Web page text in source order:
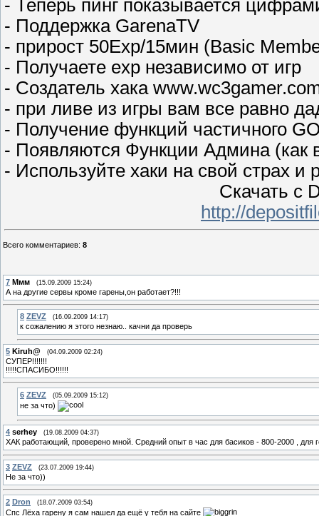
- Теперь пинг показывается
- Поддержка GarenaTV
- прирост 50Exp/15мин (Basic
- Получаете exp независимо от игр
- Создатель хака
- при ливе из игры вам все равно
- Получение функций частичного
- Появляются Функции Админа (как
- Используйте хаки на свой страх и
Скачать с
http://
Всего комментариев: 8
7 Ммм (15.09.2009 15:24)
А на другие сервы кроме гарены,он работает?!!!
8 ZEVZ (16.09.2009 14:17)
к сожалению я этого незнаю.. качни да проверь
5 Kiruh@ (04.09.2009 02:24)
СУПЕР!!!!!!!
!!!!!СПАСИБО!!!!!!
6 ZEVZ (05.09.2009 15:12)
не за что)
4 serhey (19.08.2009 04:37)
ХАК работающий, проверено мной. Средний опыт в час для басиков - 800-2000 , для
3 ZEVZ (23.07.2009 19:44)
Не за что))
2 Dron (18.07.2009 03:54)
Спс Лёха гарену я сам нашел да ещё у тебя на сайте